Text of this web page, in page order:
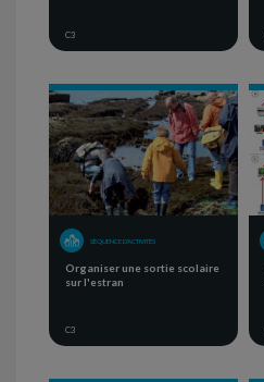
C3
SÉQUENCE D'ACTIVITÉS
Organiser une sortie scolaire
sur l'estran
C3